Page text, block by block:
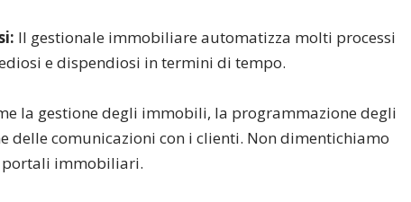
Il gestionale immobiliare automatizza molti processi
e dispendiosi in termini di tempo.
la gestione degli immobili, la programmazione degli
delle comunicazioni con i clienti. Non dimentichiamo
portali immobiliari.